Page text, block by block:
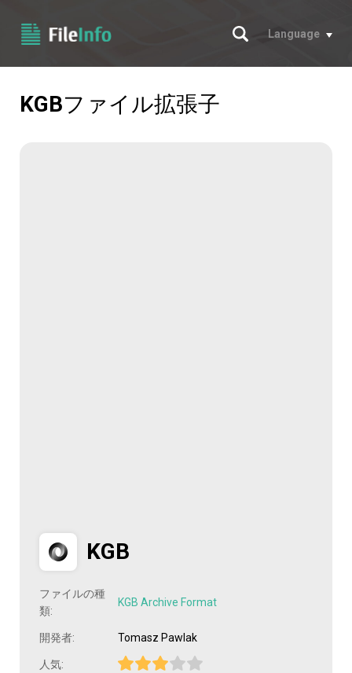
サーチ
Language
KGBファイル拡張子
KGB
ファイルの種
類:
KGB Archive Format
開発者: Tomasz Pawlak
人気: